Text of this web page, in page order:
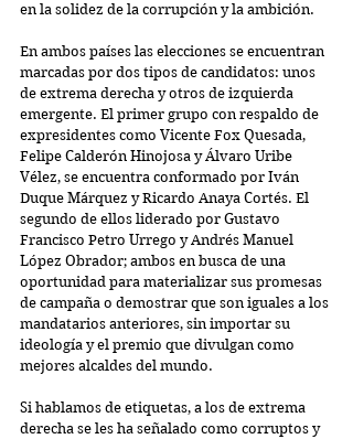
en la solidez de la corrupción y la ambición.
En ambos países las elecciones se encuentran
marcadas por dos tipos de candidatos: unos
de extrema derecha y otros de izquierda
emergente. El primer grupo con respaldo de
expresidentes como Vicente Fox Quesada,
Felipe Calderón Hinojosa y Álvaro Uribe
Vélez, se encuentra conformado por Iván
Duque Márquez y Ricardo Anaya Cortés. El
segundo de ellos liderado por Gustavo
Francisco Petro Urrego y Andrés Manuel
López Obrador; ambos en busca de una
oportunidad para materializar sus promesas
de campaña o demostrar que son iguales a los
mandatarios anteriores, sin importar su
ideología y el premio que divulgan como
mejores alcaldes del mundo.
Si hablamos de etiquetas, a los de extrema
derecha se les ha señalado como corruptos y